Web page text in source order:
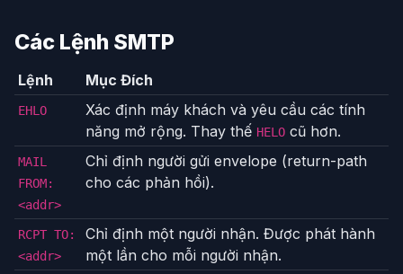
Các Lệnh SMTP
Lệnh Mục Đích
EHLO
Xác định máy khách và yêu cầu các tính
năng mở rộng. Thay thế HELO cũ hơn.
MAIL
FROM:
<addr>
Chỉ định người gửi envelope (return-path
cho các phản hồi).
RCPT TO:
<addr>
Chỉ định một người nhận. Được phát hành
một lần cho mỗi người nhận.